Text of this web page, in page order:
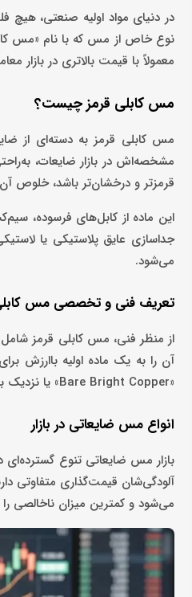
در دنیای مواد اولیه صنعتی،
نوع خاص از مس که با نام «مس
معمولاً با قیمت بالاتری در بازار
مس کابلی قرمز چیست؟
مس کابلی قرمز به دسته‌ای از
مشخصه‌اش در بازار ضایعات،
قرمزتر و درخشان‌تر باشد، خلوص
این ماده از کابل‌های فرسوده،
جداسازی عایق پلاستیکی یا
می‌شود.
تعریف فنی و تخصصی مس
آن را به یک ماده اولیه باارزش
«Bare Bright Copper» یا نزدیک به آن قرار می‌گیرد که بالاترین رده کیفی مس ضایعاتی محسوب می‌شود.
انواع مس ضایعاتی در بازار
بازار مس ضایعاتی تنوع
آلودگی‌شان قیمت‌گذاری متفاوتی
می‌شود و کمترین میزان ناخالصی را